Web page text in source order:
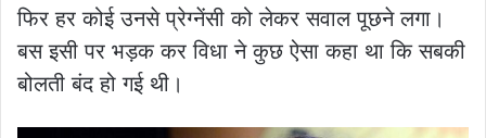
फिर हर कोई उनसे प्रेग्नेंसी को लेकर सवाल पूछने लगा।
बस इसी पर भड़क कर विधा ने कुछ ऐसा कहा था कि सबकी
बोलती बंद हो गई थी।